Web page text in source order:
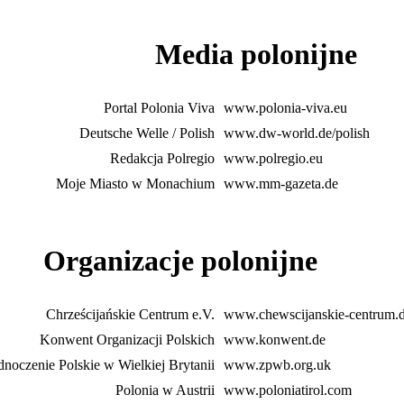
Media polonijne
Portal Polonia Viva
www.polonia-viva.eu
Deutsche Welle / Polish
www.dw-world.de/polish
Redakcja Polregio www.polregio.eu
Moje Miasto w Monachium www.mm-gazeta.de
Organizacje polonijne
Chrześcijańskie Centrum e.V.
www.chewscijanskie-
Konwent Organizacji Polskich
www.konwent.de
Polskie w Wielkiej Brytanii
www.zpwb.org.uk
Polonia w Austrii
www.poloniatirol.com